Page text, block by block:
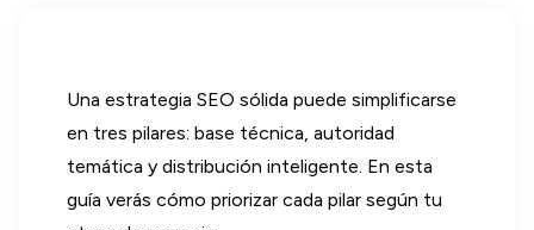
Una estrategia SEO sólida puede simplificarse
en tres pilares: base técnica, autoridad
temática y distribución inteligente. En esta
guía verás cómo priorizar cada pilar según tu